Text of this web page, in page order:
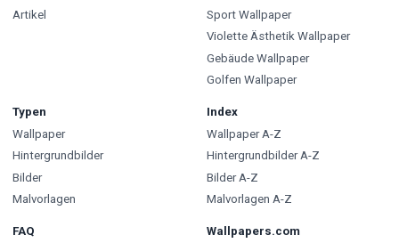
Artikel
Sport Wallpaper
Violette Ästhetik Wallpaper
Gebäude Wallpaper
Golfen Wallpaper
Typen
Wallpaper
Hintergrundbilder
Bilder
Malvorlagen
Index
Wallpaper A-Z
Hintergrundbilder A-Z
Bilder A-Z
Malvorlagen A-Z
FAQ
Wallpapers.com